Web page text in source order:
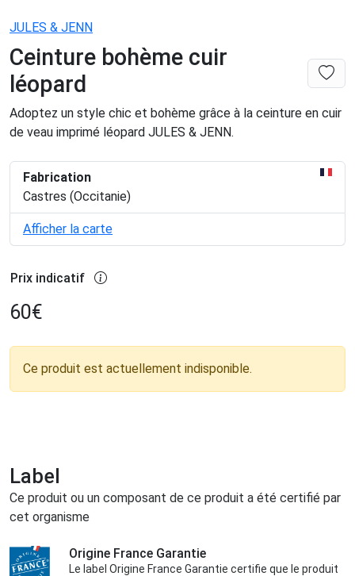
JULES & JENN
Ceinture bohème cuir
léopard
Adoptez un style chic et bohème grâce à la ceinture en cuir
de veau imprimé léopard JULES & JENN.
Fabrication
Castres (Occitanie)
Afficher la carte
Prix indicatif
60€
Ce produit est actuellement indisponible.
Label
Ce produit ou un composant de ce produit a été certifié par
cet organisme
Origine France Garantie
Le label Origine France Garantie certifie que le produit